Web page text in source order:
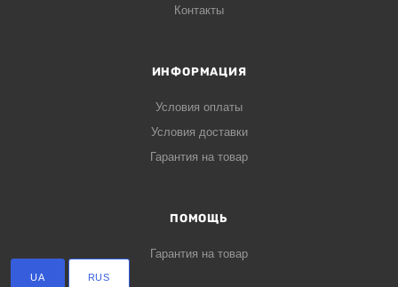
UA RUS
Контакты
ИНФОРМАЦИЯ
Условия оплаты
Условия доставки
Гарантия на товар
ПОМОЩЬ
Гарантия на товар